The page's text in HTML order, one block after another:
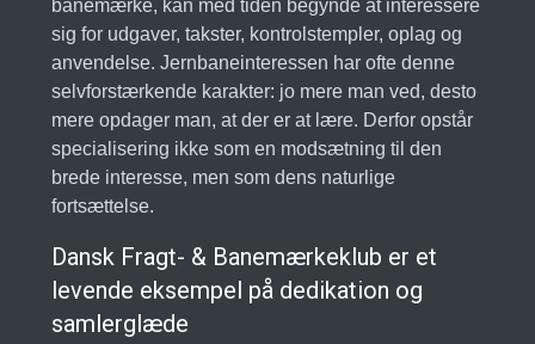
banemærke, kan med tiden begynde at interessere
sig for udgaver, takster, kontrolstempler, oplag og
anvendelse. Jernbaneinteressen har ofte denne
selvforstærkende karakter: jo mere man ved, desto
mere opdager man, at der er at lære. Derfor opstår
specialisering ikke som en modsætning til den
brede interesse, men som dens naturlige
fortsættelse.
Dansk Fragt- & Banemærkeklub er et
levende eksempel på dedikation og
samlerglæde